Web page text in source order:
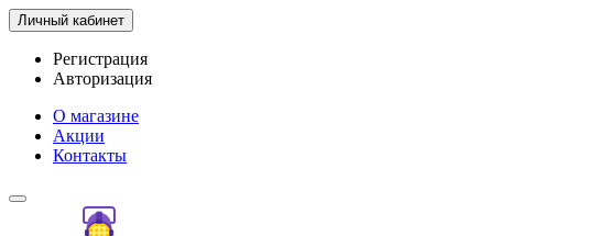
Личный кабинет
Регистрация
Авторизация
О магазине
Акции
Контакты